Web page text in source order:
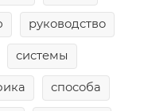
руководство
системы
способа